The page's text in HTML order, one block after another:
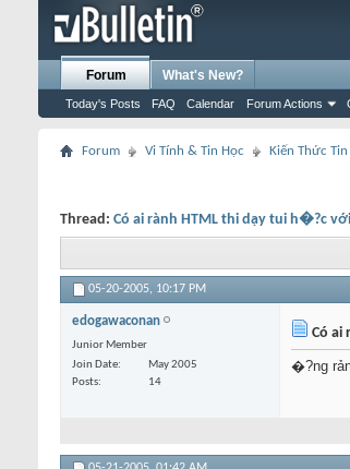
Forum
Today's Posts FAQ Calendar Forum Actions
What's New?
Forum Vi Tính & Tin Học Kiến Thức Tin
Thread: Có ai rành HTML thi dạy tui h�?c với
05-20-2005, 10:17 PM
edogawaconan
Junior Member
Join Date
May 2005
Posts
14
Có ai
�?ng